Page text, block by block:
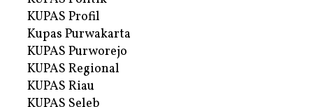
KUPAS Profil
Kupas Purwakarta
KUPAS Purworejo
KUPAS Regional
KUPAS Riau